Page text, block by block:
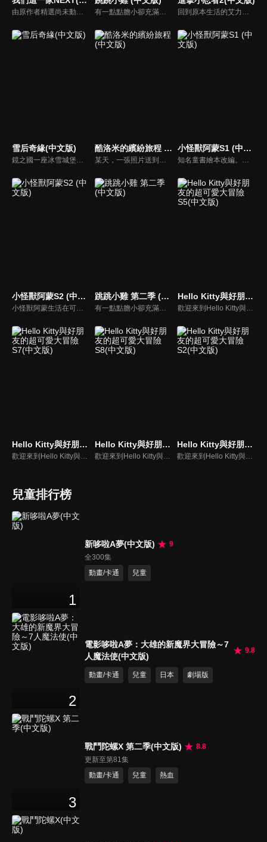
有一點點膽小卻充滿好奇心的「帶骨雞」，和總是用小跳步靠過來的舞蹈老師「小跳步青蛙老師」，以及其他具有獨特個性的夥伴們跳舞大活耀！在家裡和各種地方以「身體動了，心也舞動了起來♪」為主題的角色人物。這是關於不可思議的夥伴們與愉快舞蹈的故事。
雪后奇緣(中文版)
鏡之國一座冰雪城堡，冰雪女王警告女兒艾拉神祕封印下住著邪惡的冰雪妖魔。山精旅行家來到冰雪城堡探險，卻意外打開封印，釋放出邪惡冰雪妖魔不僅擾亂鏡之國和人類世界。艾拉和山精一起尋找冒險家凱和格爾達，只有他們能幫助對付冰雪妖魔。究竟他們能否擊敗這些冰雪妖魔，解除鏡之國和人類世界的危機？
酷洛米的繽紛旅程 (中文版)
某天，一張照片送到了酷洛米的手機中。照片中的人是酷洛米失蹤的姊姊——洛米娜。「我想去找姊姊！」酷洛米究竟能不能順利見到洛米娜呢？
小怪獸阿蒙S1 (中文版)
知名童書繪本改編。故事講述的是小怪獸阿蒙醜醜的外表下，有著一顆敏感細膩的心。他希望有人能愛他，包容他，陪伴他，愛他本來的樣子。這個系列圍繞“愛”的主題，恰恰是父母對孩子所有愛的表現。
小怪獸阿蒙S2 (中文版)
小怪獸阿蒙生活在可愛的絨毛鎮上，他每天都會面對一些有趣的挑戰。幸運地是他是你見過最有愛心的小怪獸，並且在他的朋友們的幫助下，他會從中找到正確的事去做(即使他還不知道那是什麼)，學會跟隨他自己的內心。
跳跳小雞 第二季 (中文版)
有一點點膽小卻充滿好奇心的"帶骨雞"，和總是用小跳步靠過來的舞蹈老師"小跳步青蛙老師"，以及其他具有獨特個性的夥伴們跳舞大活耀！在家裡和各種地方以「身體動了，心也舞動了起來♪」為主題。
Hello Kitty與好朋友的超可愛大冒險S5(中文版)
歡迎來到Hello Kitty與好朋友的超可愛大冒險!與Hello Kitty, 大眼蛙, 酷企鵝, 美樂蒂, 布丁狗還有酷洛米, 準備和朋友們一起經歷有趣的冒險吧!
Hello Kitty與好朋友的超可愛大冒險S7(中文版)
歡迎來到Hello Kitty與好朋友的超可愛大冒險! 與Hello Kitty, 大眼蛙, 酷企鵝, 美樂蒂, 布丁狗還有酷洛米, 準備和朋友們一起經歷有趣的冒險吧!
Hello Kitty與好朋友的超可愛大冒險S8(中文版)
歡迎來到Hello Kitty與好朋友的超可愛大冒險! 與Hello Kitty, 大眼蛙, 酷企鵝, 美樂蒂, 布丁狗還有酷洛米, 準備和朋友們一起經歷有趣的冒險吧!
Hello Kitty與好朋友的超可愛大冒險S2(中文版)
歡迎來到Hello Kitty與好朋友的超可愛大冒險!與Hello Kitty, 大眼蛙, 酷企鵝, 美樂蒂, 布丁狗還有酷洛米, 準備和朋友們一起經歷有趣的冒險吧!
兒童排行榜
1
新哆啦A夢(中文版)
9
全300集
動畫/卡通
兒童
2
電影哆啦A夢：大雄的新魔界大冒險～7
人魔法使(中文版)
9.8
動畫/卡通 兒童 日本 劇場版
3
戰鬥陀螺X 第二季(中文版)
8.8
更新至第81集
動畫/卡通
兒童 熱血